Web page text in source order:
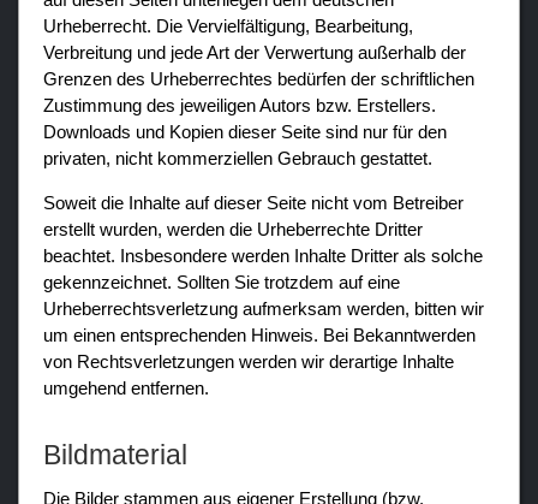
Urheberrecht. Die Vervielfältigung, Bearbeitung,
Verbreitung und jede Art der Verwertung außerhalb der
Grenzen des Urheberrechtes bedürfen der schriftlichen
Zustimmung des jeweiligen Autors bzw. Erstellers.
Downloads und Kopien dieser Seite sind nur für den
privaten, nicht kommerziellen Gebrauch gestattet.
Soweit die Inhalte auf dieser Seite nicht vom Betreiber
erstellt wurden, werden die Urheberrechte Dritter
beachtet. Insbesondere werden Inhalte Dritter als solche
gekennzeichnet. Sollten Sie trotzdem auf eine
Urheberrechtsverletzung aufmerksam werden, bitten wir
um einen entsprechenden Hinweis. Bei Bekanntwerden
von Rechtsverletzungen werden wir derartige Inhalte
umgehend entfernen.
Bildmaterial
Die Bilder stammen aus eigener Erstellung (bzw.